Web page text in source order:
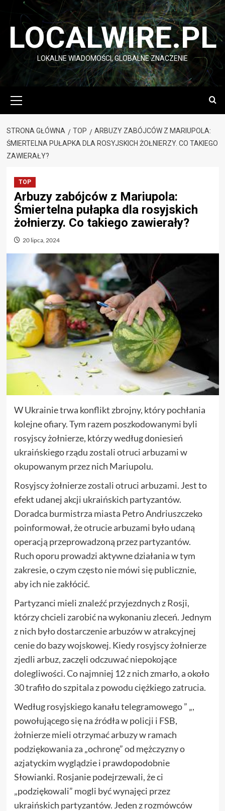
Przejdź
LOCALWIRE.PL
LOKALNE WIADOMOŚCI, GLOBALNE ZNACZENIE
główne
STRONA GŁÓWNA TOP
ARBUZY ZABÓJCÓW Z MARIUPOLA:
ŚMIERTELNA PUŁAPKA DLA ROSYJSKICH ŻOŁNIERZY. CO TAKIEGO
ZAWIERAŁY?
TOP
Arbuzy zabójców z Mariupola:
Śmiertelna pułapka dla rosyjskich
żołnierzy. Co takiego zawierały?
20 lipca, 2024
W Ukrainie trwa konflikt zbrojny, który pochłania
kolejne ofiary. Tym razem poszkodowanymi byli
rosyjscy żołnierze, którzy według doniesień
ukraińskiego rządu zostali otruci arbuzami w
okupowanym przez nich Mariupolu.
Rosyjscy żołnierze zostali otruci arbuzami. Jest to
efekt udanej akcji ukraińskich partyzantów.
Doradca burmistrza miasta Petro Andriuszczeko
poinformował, że otrucie arbuzami było udaną
operacją przeprowadzoną przez partyzantów.
Ruch oporu prowadzi aktywne działania w tym
zakresie, o czym często nie mówi się publicznie,
aby ich nie zakłócić.
Partyzanci mieli znaleźć przyjezdnych z Rosji,
którzy chcieli zarobić na wykonaniu zleceń. Jednym
z nich było dostarczenie arbuzów w atrakcyjnej
cenie do bazy wojskowej. Kiedy rosyjscy żołnierze
zjedli arbuz, zaczęli odczuwać niepokojące
dolegliwości. Co najmniej 12 z nich zmarło, a około
30 trafiło do szpitala z powodu ciężkiego zatrucia.
Według rosyjskiego kanału telegramowego ” „,
powołującego się na źródła w policji i FSB,
żołnierze mieli otrzymać arbuzy w ramach
podziękowania za „ochronę” od mężczyzny o
azjatyckim wyglądzie i prawdopodobnie
Słowianki. Rosjanie podejrzewali, że ci
„podziękowali” mogli być wynajęci przez
ukraińskich partyzantów. Jeden z rozmówców